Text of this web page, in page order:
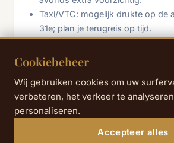
Taxi/VTC: mogelijk drukte op de
31e; plan je terugreis op tijd.
ONS ADVIES
Boek je activiteiten voor 25/12 en
Cookiebeheer
Wij gebruiken cookies om uw
verbeteren, het verkeer te
personaliseren.
Accepteer alles